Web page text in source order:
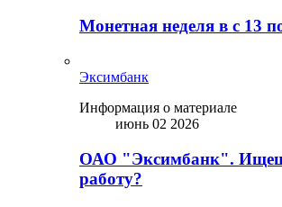
Монетная неделя в с 13
Эксимбанк
Информация о материале
июнь 02 2026
ОАО "Эксимбанк".
работу?